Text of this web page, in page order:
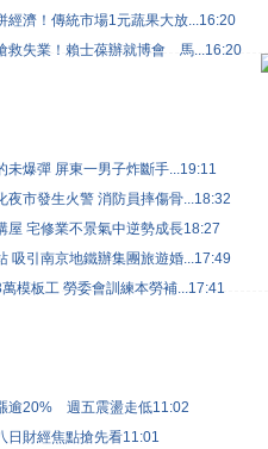
濟！傳統市場1元蔬果大放...16:20
救失業！賴士葆辦就博會 馬...16:20
未爆彈 屏東一男子炸斷手...19:11
夜市發生火警 消防員摔傷骨...18:32
屋 宅修業不景氣中逆勢成長18:27
吸引南京地鐵辦集團旅遊婚...17:49
模板工 勞委會訓練本勞補...17:41
逾20% 週五震盪走低11:02
日財經焦點搶先看11:01